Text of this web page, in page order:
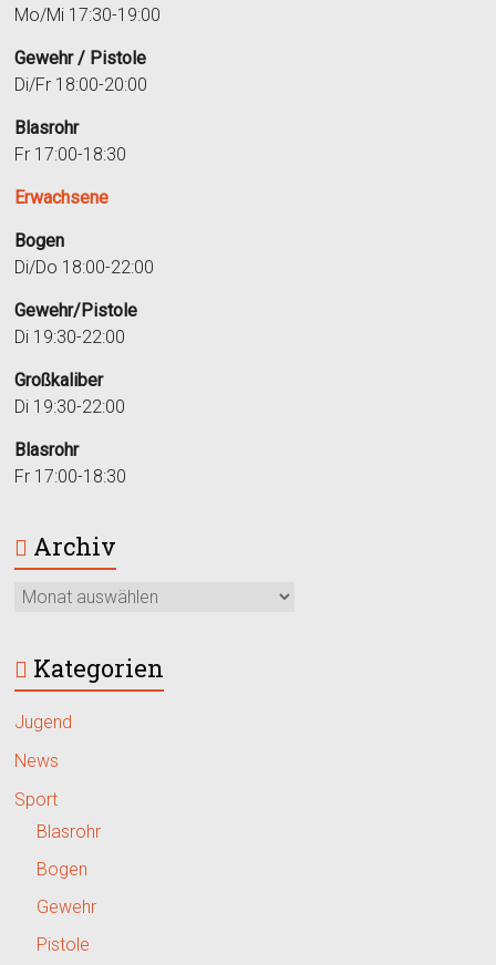
Mo/Mi 17:30-19:00
Gewehr / Pistole
Di/Fr 18:00-20:00
Blasrohr
Fr 17:00-18:30
Erwachsene
Bogen
Di/Do 18:00-22:00
Gewehr/Pistole
Di 19:30-22:00
Großkaliber
Di 19:30-22:00
Blasrohr
Fr 17:00-18:30
Archiv
Kategorien
Jugend
News
Sport
Blasrohr
Bogen
Gewehr
Pistole